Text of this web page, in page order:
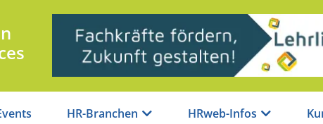
HR-Branchen HRweb-Infos